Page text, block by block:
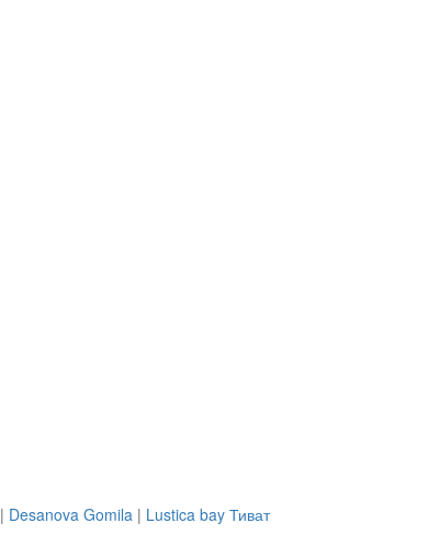
| Desanova Gomila | Lustica bay Тиват